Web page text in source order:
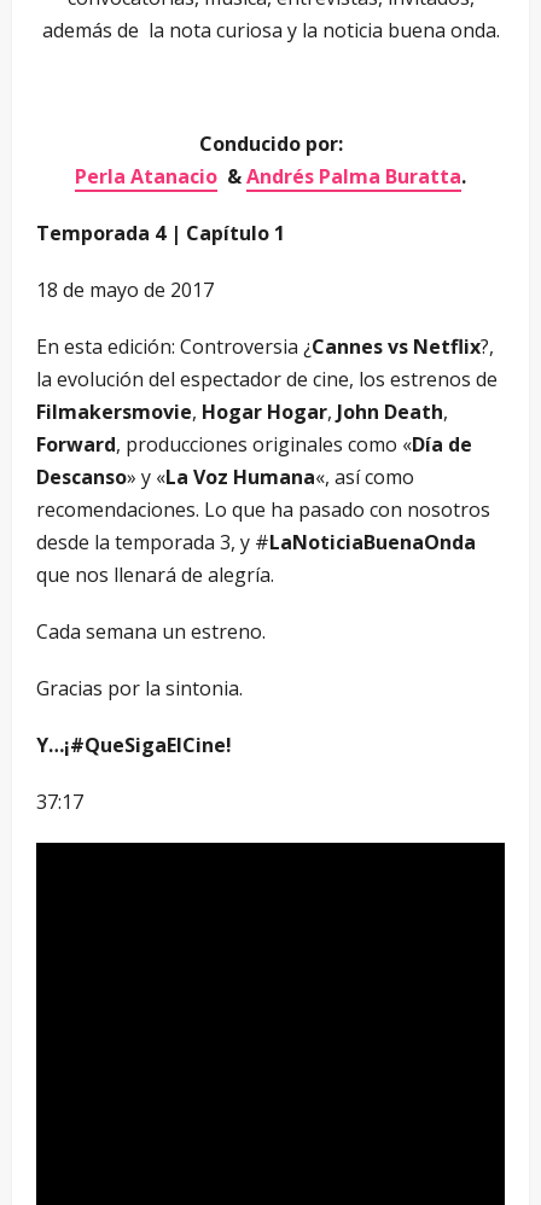
además de la nota curiosa y la noticia buena onda.
Conducido por:
Perla Atanacio &Andrés Palma Buratta.
Temporada 4 | Capítulo 1
18 de mayo de 2017
En esta edición: Controversia ¿Cannes vs Netflix?,
la evolución del espectador de cine, los estrenos de
Filmakersmovie, Hogar Hogar, John Death,
Forward, producciones originales como «Día de
Descanso» y «La Voz Humana«, así como
recomendaciones. Lo que ha pasado con nosotros
desde la temporada 3, y #LaNoticiaBuenaOnda
que nos llenará de alegría.
Cada semana un estreno.
Gracias por la sintonia.
Y…¡#QueSigaElCine!
37:17